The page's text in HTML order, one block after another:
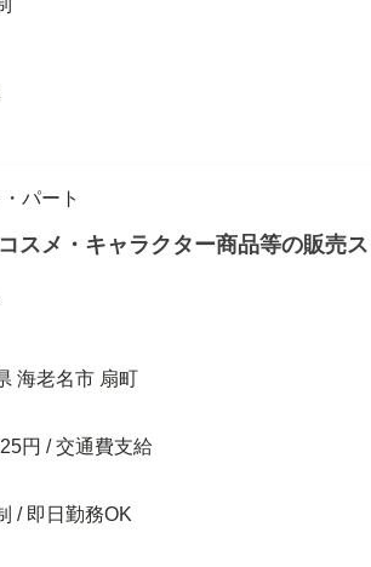
パート
スメ・キャラクター商品等の販売
海老名市 扇町
円 / 交通費支給
/ 即日勤務OK